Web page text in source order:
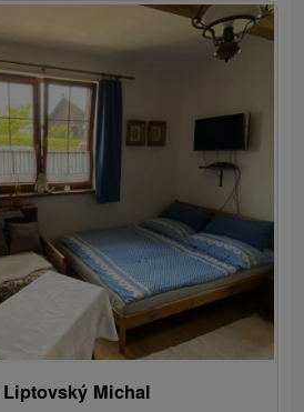
Michal